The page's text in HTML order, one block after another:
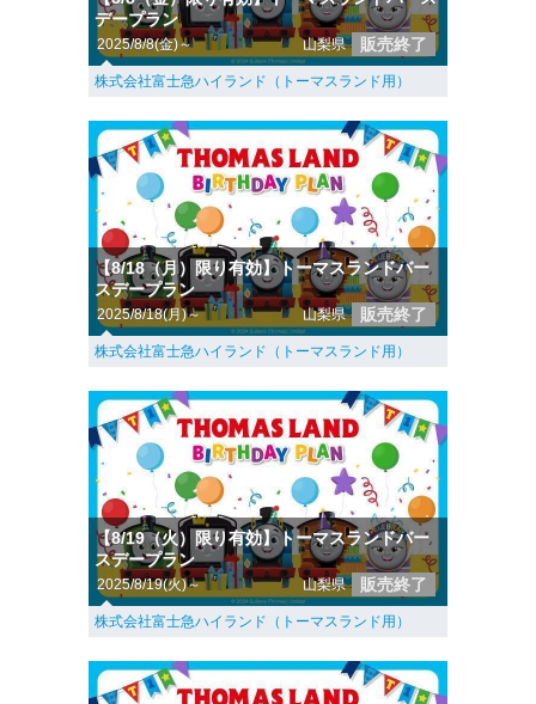
デープラン
2025/8/8(金)～ 山梨県 販売終了
株式会社富士急ハイランド（トーマスランド用）
【8/18（月）限り有効】トーマスランドバー
スデープラン
2025/8/18(月)～ 山梨県 販売終了
株式会社富士急ハイランド（トーマスランド用）
【8/19（火）限り有効】トーマスランドバー
スデープラン
2025/8/19(火)～ 山梨県 販売終了
株式会社富士急ハイランド（トーマスランド用）